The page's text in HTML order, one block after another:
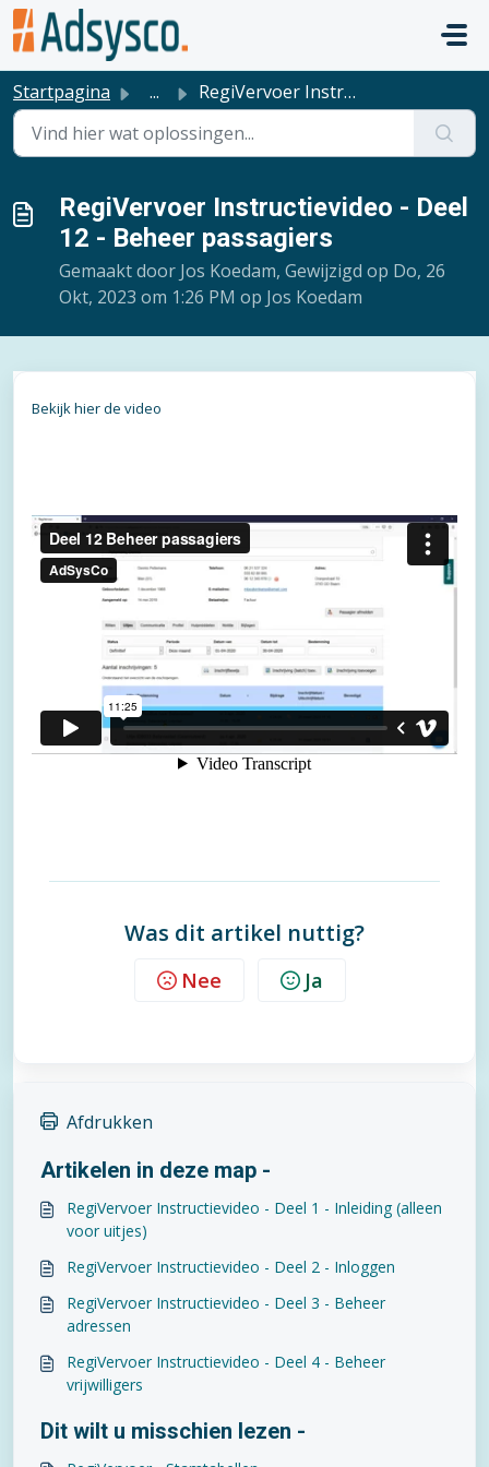
Doorgaan naar hoofdinhoud
Startpagina ... RegiVervoer Instructievideo - Deel 12 - Beheer passagiers
RegiVervoer Instructievideo - Deel
12 - Beheer passagiers
Gemaakt door Jos Koedam, Gewijzigd op Do, 26
Okt, 2023 om 1:26 PM op Jos Koedam
Bekijk hier de video
Was dit artikel nuttig?
Nee Ja
Afdrukken
Artikelen in deze map -
RegiVervoer Instructievideo - Deel 1 - Inleiding (alleen
voor uitjes)
RegiVervoer Instructievideo - Deel 2 - Inloggen
RegiVervoer Instructievideo - Deel 3 - Beheer
adressen
RegiVervoer Instructievideo - Deel 4 - Beheer
vrijwilligers
Dit wilt u misschien lezen -